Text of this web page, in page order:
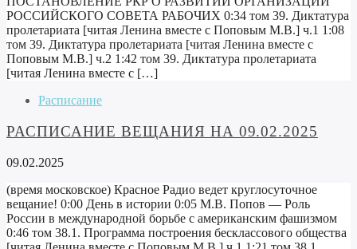
РОССИЙСКОГО СОВЕТА РАБОЧИХ 0:34 том 39. Диктатура
пролетариата [читая Ленина вместе с Поповым М.В.] ч.1 1:08
том 39. Диктатура пролетариата [читая Ленина вместе с
Поповым М.В.] ч.2 1:42 том 39. Диктатура пролетариата
[читая Ленина вместе с […]
Расписание
РАСПИСАНИЕ ВЕЩАНИЯ НА 09.02.2025
09.02.2025
(время московское) Красное Радио ведет круглосуточное
вещание! 0:00 День в истории 0:05 М.В. Попов — Роль
России в международной борьбе с американским фашизмом
0:46 том 38.1. Программа построения бесклассового общества